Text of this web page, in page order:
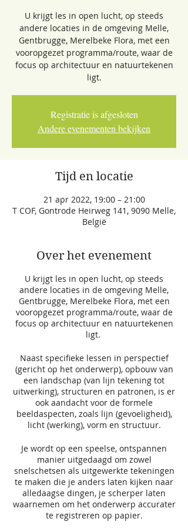
U krijgt les in open lucht, op steeds
andere locaties in de omgeving Melle,
Gentbrugge, Merelbeke Flora, met een
vooropgezet programma/route, waar de
focus op architectuur en natuurtekenen
ligt.
Registratie is afgesloten
Andere evenementen bekijken
Tijd en locatie
21 apr 2022, 19:00 – 21:00
T COF, Gontrode Heirweg 141, 9090 Melle,
België
Over het evenement
U krijgt les in open lucht, op steeds
andere locaties in de omgeving Melle,
Gentbrugge, Merelbeke Flora, met een
vooropgezet programma/route, waar de
focus op architectuur en natuurtekenen
ligt.
Naast specifieke lessen in perspectief
(gericht op het onderwerp), opbouw van
een landschap (van lijn tekening tot
uitwerking), structuren en patronen, is er
ook aandacht voor de formele
beeldaspecten, zoals lijn (gevoeligheid),
licht (werking), vorm en structuur.
Je wordt op een speelse, ontspannen
manier uitgedaagd om zowel
snelschetsen als uitgewerkte tekeningen
te maken die je anders laten kijken naar
alledaagse dingen, je scherper laten
waarnemen om het onderwerp accurater
te registreren op papier.